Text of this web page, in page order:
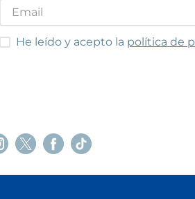
He leído y acepto las condiciones
He leído y acepto la política de